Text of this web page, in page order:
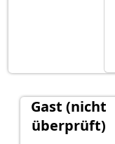
Gast (nicht
überprüft)